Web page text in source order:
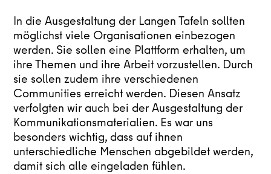
In die Ausgestaltung der Langen Tafeln sollten
möglichst viele Organisationen einbezogen
werden. Sie sollen eine Plattform erhalten, um
ihre Themen und ihre Arbeit vorzustellen. Durch
sie sollen zudem ihre verschiedenen
Communities erreicht werden. Diesen Ansatz
verfolgten wir auch bei der Ausgestaltung der
Kommunikationsmaterialien. Es war uns
besonders wichtig, dass auf ihnen
unterschiedliche Menschen abgebildet werden,
damit sich alle eingeladen fühlen.